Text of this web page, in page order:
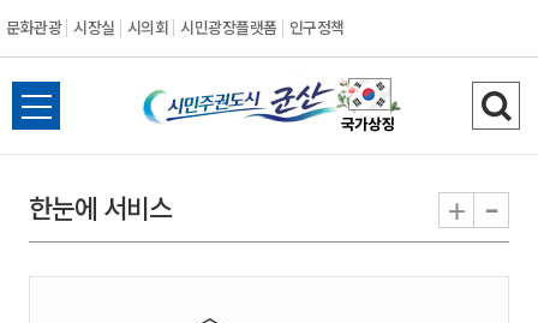
문화관광 시장실 시의회 시민광장플랫폼 인구정책
시
민
권
전
체
뉴
열
검
색
기
한눈에 서비스 + -